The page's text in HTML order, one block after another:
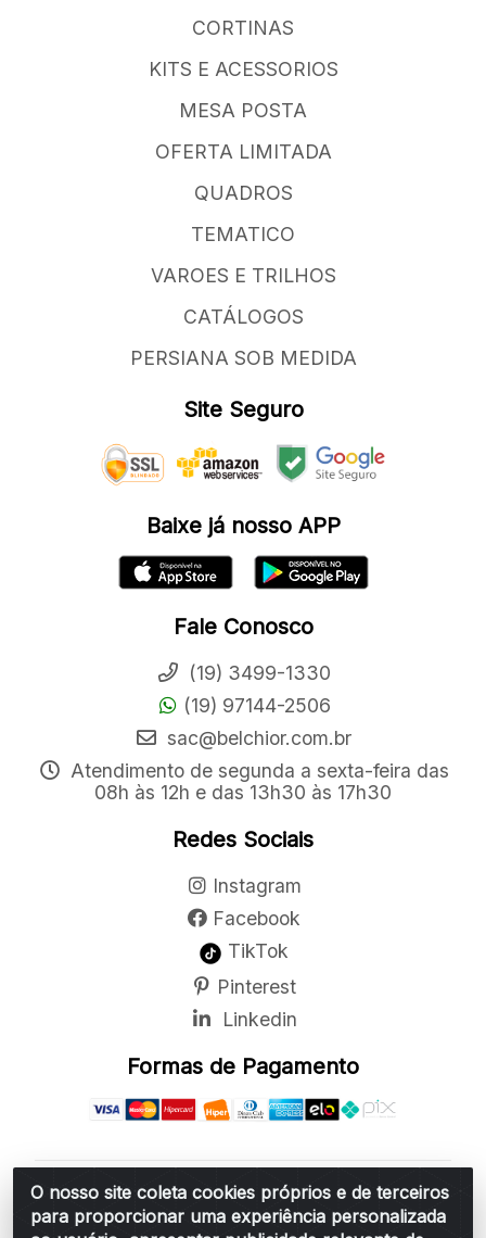
O nosso site coleta cookies próprios e de terceiros
para proporcionar uma experiência personalizada
CORTINAS
KITS E ACESSORIOS
MESA POSTA
OFERTA LIMITADA
QUADROS
TEMATICO
VAROES E TRILHOS
CATÁLOGOS
PERSIANA SOB MEDIDA
Site Seguro
Baixe já nosso APP
Fale Conosco
(19) 3499-1330
(19) 97144-2506
sac@belchior.com.br
Atendimento de segunda a sexta-feira das
08h às 12h e das 13h30 às 17h30
Redes Sociais
Instagram
Facebook
TikTok
Pinterest
Linkedin
Formas de Pagamento
Belchior Cortinas e Acessórios LTDA - R: Rua
Vereador Sérgio Leopoldino Alves, 876 - Santa